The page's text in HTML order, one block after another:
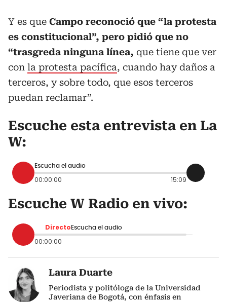
Y es que Campo reconoció que “la protesta
es constitucional”, pero pidió que no
“trasgreda ninguna línea, que tiene que ver
con la protesta pacífica, cuando hay daños a
terceros, y sobre todo, que esos terceros
puedan reclamar”.
Escuche esta entrevista en La
W:
Escucha el audio
00:00:00 15:09
Escuche W Radio en vivo:
Directo Escucha el audio
00:00:00
Laura Duarte
Periodista y politóloga de la Universidad
Javeriana de Bogotá, con énfasis en